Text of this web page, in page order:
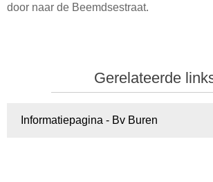
door naar de Beemdsestraat.
Gerelateerde
Informatiepagina - Bv Buren